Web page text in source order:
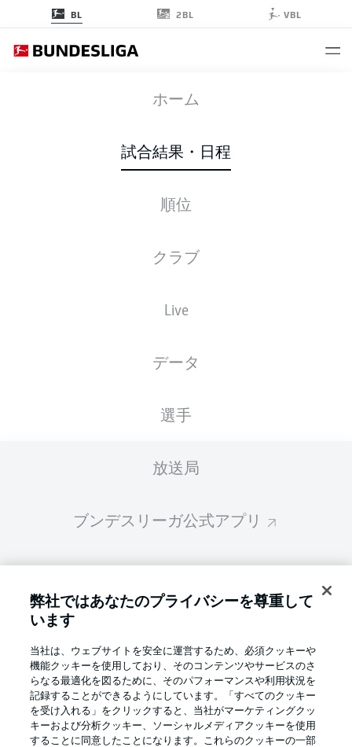
BL 2BL VBL
ホーム
試合結果・日程
順位
クラブ
Live
データ
選手
放送局
ブンデスリーガ公式アプリ
ファンタジー・マネジャー
言語をお選びください
日本語 Display Mode
BMG VFB
スターティングメンバー
スターティングメンバーは試合開始の 60分前
弊社ではあなたのプライバシーを尊重して
います
当社は、ウェブサイトを安全に運営するため、必須クッキーや
機能クッキーを使用しており、そのコンテンツやサービスのさ
らなる最適化を図るために、そのパフォーマンスや利用状況を
記録することができるようにしています。「すべてのクッキー
を受け入れる」をクリックすると、当社がマーケティングクッ
キーおよび分析クッキー、ソーシャルメディアクッキーを使用
することに同意したことになります。これらのクッキーの一部